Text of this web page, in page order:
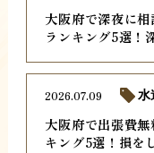
大阪府で深夜に
ランキング5選！
大阪府で出張費
キング5選！損を
2026.07.09 水